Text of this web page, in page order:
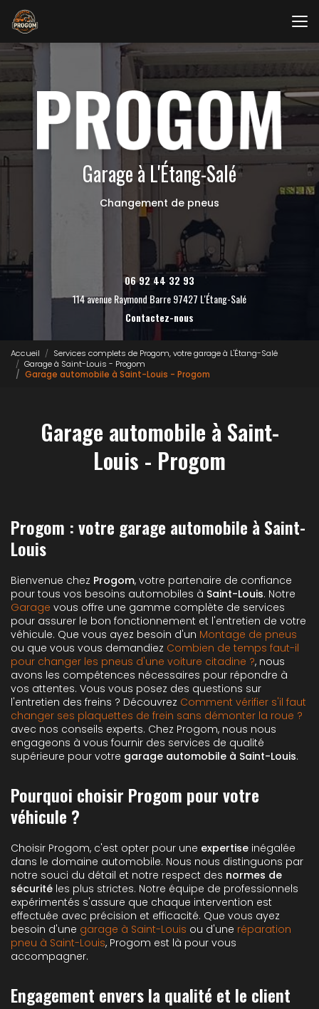
au
contenu
principal
Garage à L'Étang-Salé
Changement de pneus
06 92 44 32 93
114 avenue Raymond Barre 97427 L'Étang-Salé
Contactez-nous
Accueil
Services complets de Progom, votre garage à L'Étang-Salé
Garage à Saint-Louis - Progom
Garage automobile à Saint-Louis - Progom
Garage automobile à Saint-
Louis - Progom
Progom : votre garage automobile à Saint-
Louis
Bienvenue chez Progom, votre partenaire de confiance
pour tous vos besoins automobiles à Saint-Louis. Notre
Garage vous offre une gamme complète de services
pour assurer le bon fonctionnement et l'entretien de votre
véhicule. Que vous ayez besoin d'un Montage de pneus
ou que vous vous demandiez Combien de temps faut-il
pour changer les pneus d'une voiture citadine ?, nous
avons les compétences nécessaires pour répondre à
vos attentes. Vous vous posez des questions sur
l'entretien des freins ? Découvrez Comment vérifier s'il faut
changer ses plaquettes de frein sans démonter la roue ?
avec nos conseils experts. Chez Progom, nous nous
engageons à vous fournir des services de qualité
supérieure pour votre garage automobile à Saint-Louis.
Pourquoi choisir Progom pour votre
véhicule ?
Choisir Progom, c'est opter pour une expertise inégalée
dans le domaine automobile. Nous nous distinguons par
notre souci du détail et notre respect des normes de
sécurité les plus strictes. Notre équipe de professionnels
expérimentés s'assure que chaque intervention est
effectuée avec précision et efficacité. Que vous ayez
besoin d'une garage à Saint-Louis ou d'une réparation
pneu à Saint-Louis, Progom est là pour vous
accompagner.
Engagement envers la qualité et le client